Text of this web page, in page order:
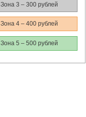
Зона 3 – 300 рублей
Зона 4 – 400 рублей
Зона 5 – 500 рублей